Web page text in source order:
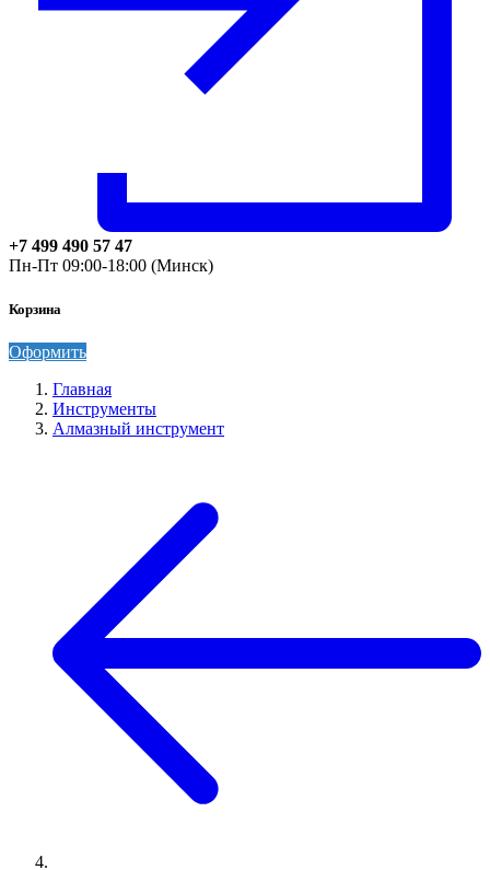
+7 499 490 57 47
Пн-Пт 09:00-18:00 (Минск)
Корзина
Оформить
Главная
Инструменты
Алмазный инструмент